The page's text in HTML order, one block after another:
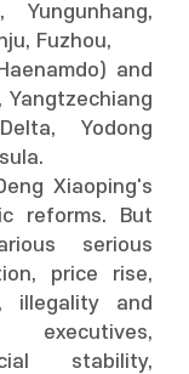
Yungunhang,
Fuzhou,
and
Yodong
Xiaoping's
reforms. But
serious
price rise,
illegality and
stability,